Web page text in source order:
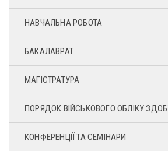
НАВЧАЛЬНА РОБОТА
БАКАЛАВРАТ
МАГІСТРАТУРА
ПОРЯДОК ВІЙСЬКОВОГО ОБЛІКУ
КОНФЕРЕНЦІЇ ТА СЕМІНАРИ